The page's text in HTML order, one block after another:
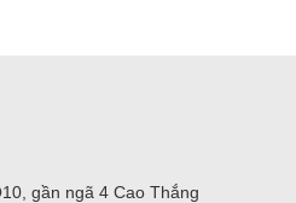
gần ngã 4 Cao Thắng